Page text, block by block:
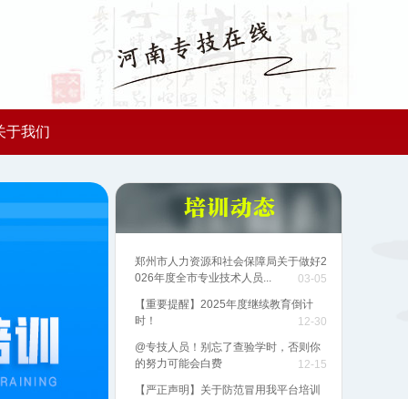
于我们
郑州市人力资源和社会保障局关于做好2
026年度全市专业技术人员...
03-05
【重要提醒】2025年度继续教育倒计
时！
12-30
@专技人员！别忘了查验学时，否则你
的努力可能会白费
12-15
【严正声明】关于防范冒用我平台培训